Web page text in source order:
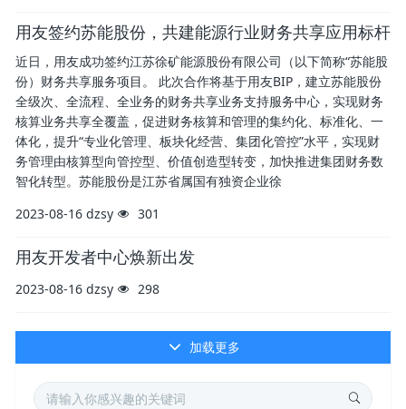
用友签约苏能股份，共建能源行业财务共享应用标杆
近日，用友成功签约江苏徐矿能源股份有限公司（以下简称“苏能股
份）财务共享服务项目。 此次合作将基于用友BIP，建立苏能股份
全级次、全流程、全业务的财务共享业务支持服务中心，实现财务
核算业务共享全覆盖，促进财务核算和管理的集约化、标准化、一
体化，提升“专业化管理、板块化经营、集团化管控”水平，实现财
务管理由核算型向管控型、价值创造型转变，加快推进集团财务数
智化转型。苏能股份是江苏省属国有独资企业徐
2023-08-16 dzsy 301
用友开发者中心焕新出发
2023-08-16 dzsy 298
加载更多